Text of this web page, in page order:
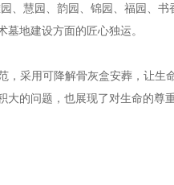
、慧园、韵园、锦园、福园、
地建设方面的匠心独运。
，采用可降解骨灰盒安葬，让
的问题，也展现了对生命的尊